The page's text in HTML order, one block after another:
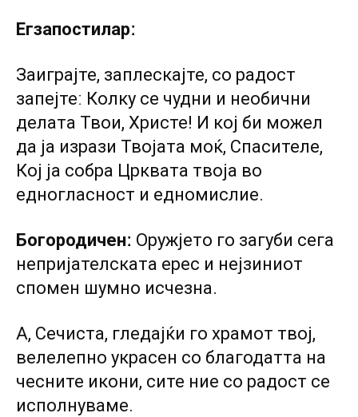
Егзапостиларː
Заиграјте, заплескајте, со радост
запејтеː Колку се чудни и необични
делата Твои, Христе! И кој би можел
да ја изрази Твојата моќ, Спасителе,
Кој ја собра Црквата твоја во
едногласност и едномислие.
Богородиченː Оружјето го загуби сега
непријателската ерес и нејзиниот
спомен шумно исчезна.
А, Сечиста, гледајќи го храмот твој,
велелепно украсен со благодатта на
чесните икони, сите ние со радост се
исполнуваме.